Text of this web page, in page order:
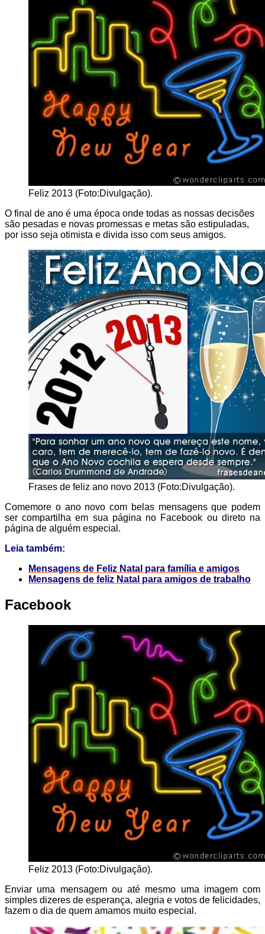
Feliz 2013 (Foto:Divulgação).
O final de ano é uma época onde todas as nossas decisões
são pesadas e novas promessas e metas são estipuladas,
por isso seja otimista e divida isso com seus amigos.
Frases de feliz ano novo 2013 (Foto:Divulgação).
Comemore o ano novo com belas mensagens que podem
ser compartilha em sua página no Facebook ou direto na
página de alguém especial.
Leia também:
Mensagens de Feliz Natal para família e amigos
Mensagens de feliz Natal para amigos de trabalho
Facebook
Feliz 2013 (Foto:Divulgação).
Enviar uma mensagem ou até mesmo uma imagem com
simples dizeres de esperança, alegria e votos de felicidades,
fazem o dia de quem amamos muito especial.